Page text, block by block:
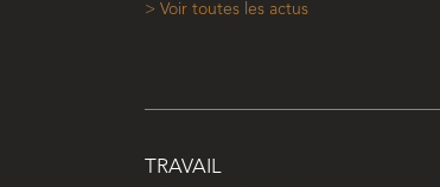
> Voir toutes les actus
TRAVAIL